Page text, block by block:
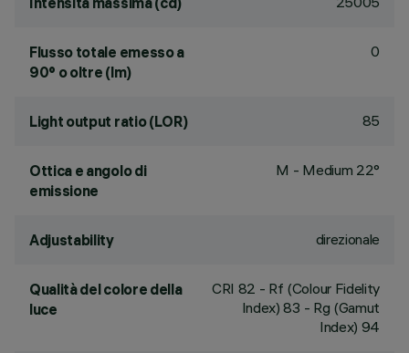
Flusso totale emesso a
90° o oltre (lm)
0
Light output ratio (LOR) 85
Ottica e angolo di
emissione
M - Medium 22°
Adjustability direzionale
Qualità del colore della
luce
CRI 82 - Rf (Colour Fidelity
Index) 83 - Rg (Gamut
Index) 94